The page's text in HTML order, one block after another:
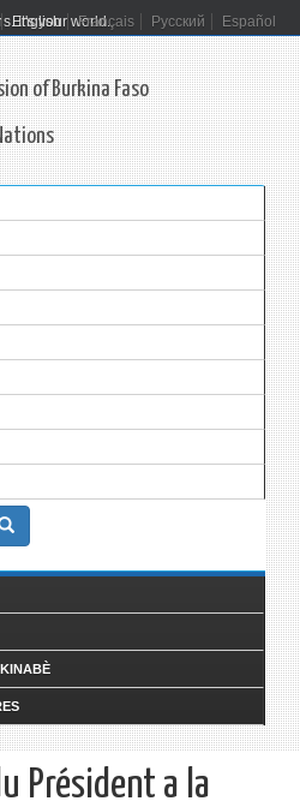
It's your world.
English Français Русский Español
of Burkina Faso
Président a la